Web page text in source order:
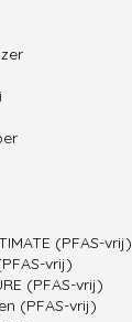
(PFAS-vrij)
vrij)
(PFAS-vrij)
(PFAS-vrij)